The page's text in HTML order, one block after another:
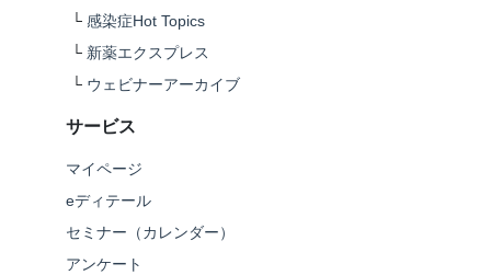
└ 感染症Hot Topics
└ 新薬エクスプレス
└ ウェビナーアーカイブ
サービス
マイページ
eディテール
セミナー（カレンダー）
アンケート